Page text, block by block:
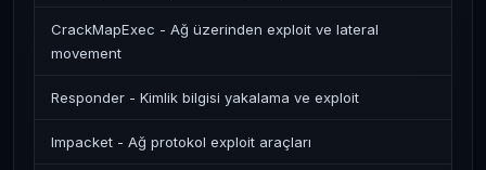
CrackMapExec - Ağ üzerinden exploit ve lateral
movement
Responder - Kimlik bilgisi yakalama ve exploit
Impacket - Ağ protokol exploit araçları